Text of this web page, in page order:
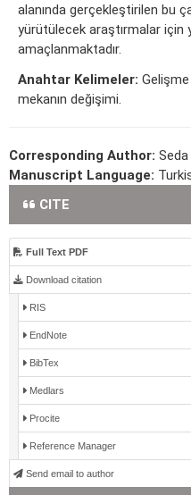
alanında gerçekleştirilen bu
yürütülecek araştırmalar için
amaçlanmaktadır.
Anahtar Kelimeler:
mekanın değişimi.
Corresponding Author:
Manuscript Language:
CITE
Full Text PDF
Download citation
RIS
EndNote
BibTex
Medlars
Procite
Reference Manager
Send email to author